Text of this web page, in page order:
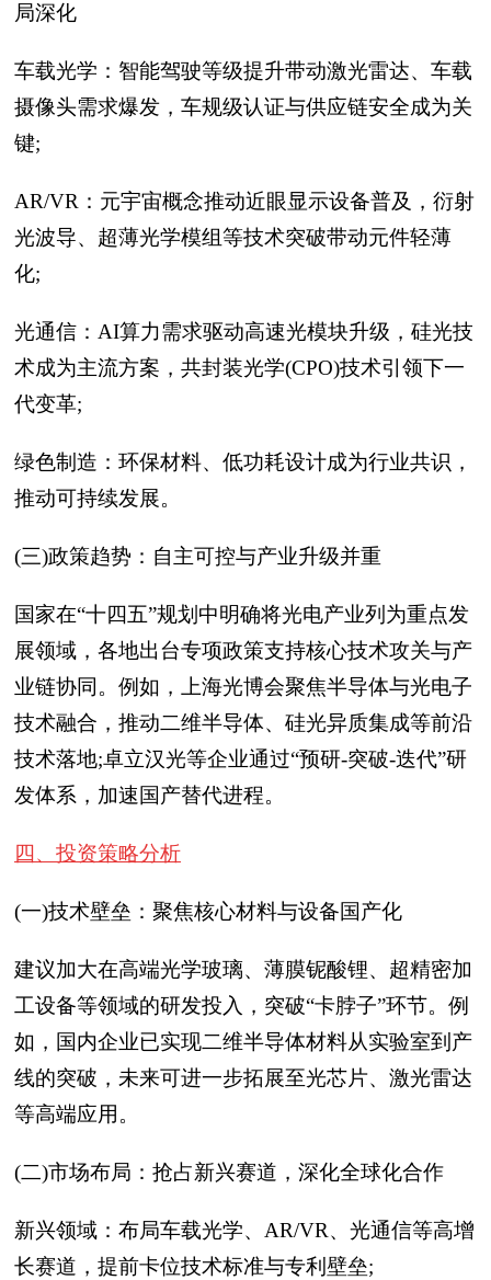
局深化
车载光学：智能驾驶等级提升带动激光雷达、车载
摄像头需求爆发，车规级认证与供应链安全成为关
键;
AR/VR：元宇宙概念推动近眼显示设备普及，衍射
光波导、超薄光学模组等技术突破带动元件轻薄
化;
光通信：AI算力需求驱动高速光模块升级，硅光技
术成为主流方案，共封装光学(CPO)技术引领下一
代变革;
绿色制造：环保材料、低功耗设计成为行业共识，
推动可持续发展。
(三)政策趋势：自主可控与产业升级并重
国家在“十四五”规划中明确将光电产业列为重点发
展领域，各地出台专项政策支持核心技术攻关与产
业链协同。例如，上海光博会聚焦半导体与光电子
技术融合，推动二维半导体、硅光异质集成等前沿
技术落地;卓立汉光等企业通过“预研-突破-迭代”研
发体系，加速国产替代进程。
四、投资策略分析
(一)技术壁垒：聚焦核心材料与设备国产化
建议加大在高端光学玻璃、薄膜铌酸锂、超精密加
工设备等领域的研发投入，突破“卡脖子”环节。例
如，国内企业已实现二维半导体材料从实验室到产
线的突破，未来可进一步拓展至光芯片、激光雷达
等高端应用。
(二)市场布局：抢占新兴赛道，深化全球化合作
新兴领域：布局车载光学、AR/VR、光通信等高增
长赛道，提前卡位技术标准与专利壁垒;